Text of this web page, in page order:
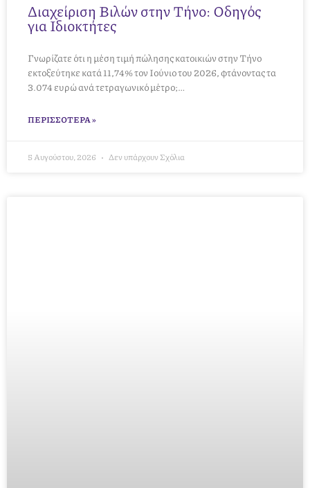
Διαχείριση Βιλών στην Τήνο: Οδηγός
για Ιδιοκτήτες
Γνωρίζατε ότι η μέση τιμή πώλησης κατοικιών στην Τήνο
εκτοξεύτηκε κατά 11,74% τον Ιούνιο του 2026, φτάνοντας τα
3.074 ευρώ ανά τετραγωνικό μέτρο;…
ΠΕΡΙΣΣΌΤΕΡΑ »
5 Αυγούστου, 2026 Δεν υπάρχουν Σχόλια